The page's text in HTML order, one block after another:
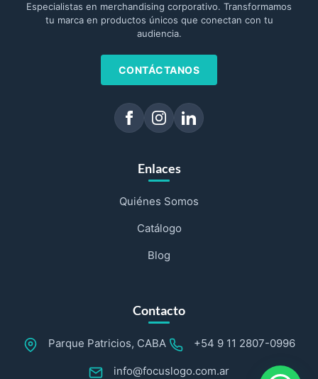
Especialistas en merchandising corporativo. Transformamos
tu marca en productos únicos que conectan con tu
audiencia.
CONTÁCTANOS
Enlaces
Quiénes Somos
Catálogo
Blog
Contacto
Parque Patricios, CABA +54 9 11 2807-0996
info@focuslogo.com.ar